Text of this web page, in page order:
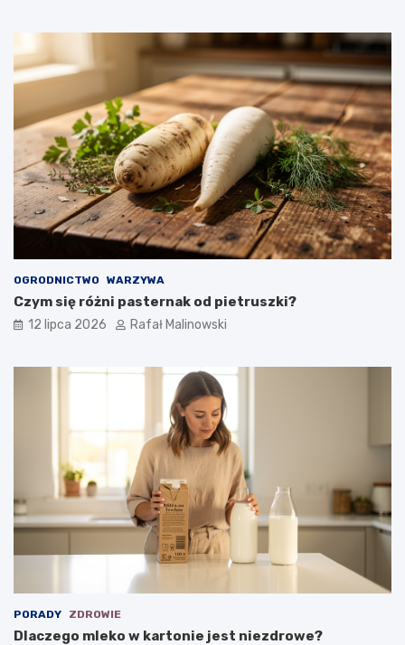
OGRODNICTWO WARZYWA
Czym się różni pasternak od pietruszki?
12 lipca 2026 Rafał Malinowski
PORADY ZDROWIE
Dlaczego mleko w kartonie jest niezdrowe?